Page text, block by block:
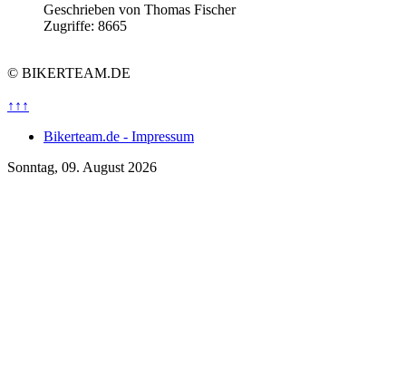
Geschrieben von Thomas Fischer
Zugriffe: 8665
© BIKERTEAM.DE
↑↑↑
Bikerteam.de - Impressum
Sonntag, 09. August 2026